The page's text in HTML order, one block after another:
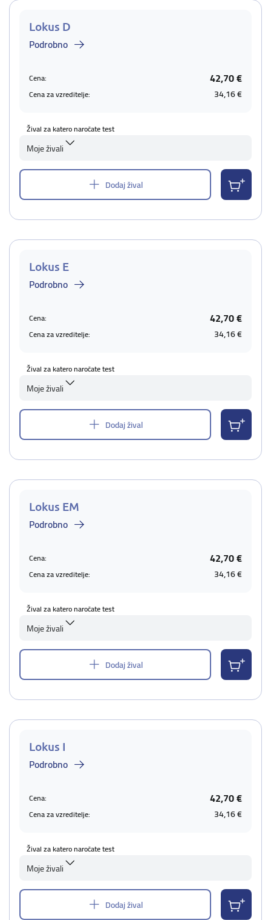
Lokus D
Podrobno
Cena: 42,70 €
Cena za vzreditelje: 34,16 €
Žival za katero naročate test
Moje živali
Dodaj žival
Lokus E
Podrobno
Cena: 42,70 €
Cena za vzreditelje: 34,16 €
Žival za katero naročate test
Moje živali
Dodaj žival
Lokus EM
Podrobno
Cena: 42,70 €
Cena za vzreditelje: 34,16 €
Žival za katero naročate test
Moje živali
Dodaj žival
Lokus I
Podrobno
Cena: 42,70 €
Cena za vzreditelje: 34,16 €
Žival za katero naročate test
Moje živali
Dodaj žival